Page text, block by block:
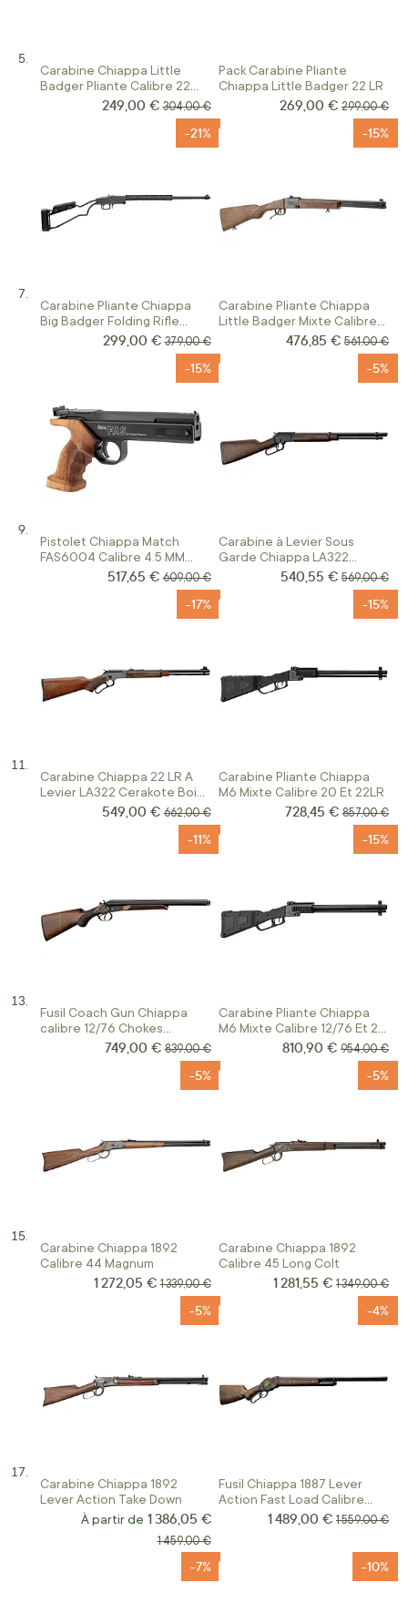
Carabine Chiappa Little
Badger Pliante Calibre 22
Prix Spécial
249,00 € Prix normal
304,00 €
Pack Carabine Pliante
Chiappa Little Badger 22 LR
Prix Spécial
269,00 € Prix normal
299,00 €
Carabine Pliante Chiappa
Big Badger Folding Rifle
Calibre 410
-21%
Prix Spécial
299,00 € Prix normal
379,00 €
Carabine Pliante Chiappa
Little Badger Mixte Calibre
22LR Et 410/76
-15%
Prix Spécial
476,85 € Prix normal
561,00 €
Pistolet Chiappa Match
FAS6004 Calibre 4.5 MM
Crosse Ambidextre
-15%
Prix Spécial
517,65 € Prix normal
609,00 €
Carabine à Levier Sous
Garde Chiappa LA322
Standart Finition Matte
Black Canon Fileté
-5%
Prix Spécial
540,55 € Prix normal
569,00 €
Carabine Chiappa 22 LR A
Levier LA322 Cerakote Bois
Take Down
-17%
Prix Spécial
549,00 € Prix normal
662,00 €
Carabine Pliante Chiappa
M6 Mixte Calibre 20 Et 22LR
-15%
Prix Spécial
728,45 € Prix normal
857,00 €
Fusil Coach Gun Chiappa
calibre 12/76 Chokes
Interchangeables
-11%
Prix Spécial
749,00 € Prix normal
839,00 €
Carabine Pliante Chiappa
M6 Mixte Calibre 12/76 Et 22
-15%
Prix Spécial
810,90 € Prix normal
954,00 €
Carabine Chiappa 1892
Calibre 44 Magnum
-5%
Prix Spécial
1 272,05 € Prix normal
1 339,00 €
Carabine Chiappa 1892
Calibre 45 Long Colt
-5%
Prix Spécial
1 281,55 € Prix normal
1 349,00 €
Carabine Chiappa 1892
Lever Action Take Down
-5%
À partir de 1 386,05 €
Prix normal
1 459,00 €
Fusil Chiappa 1887 Lever
Action Fast Load Calibre
-4%
Prix Spécial
1 489,00 € Prix normal
1 559,00 €
-7% -10%